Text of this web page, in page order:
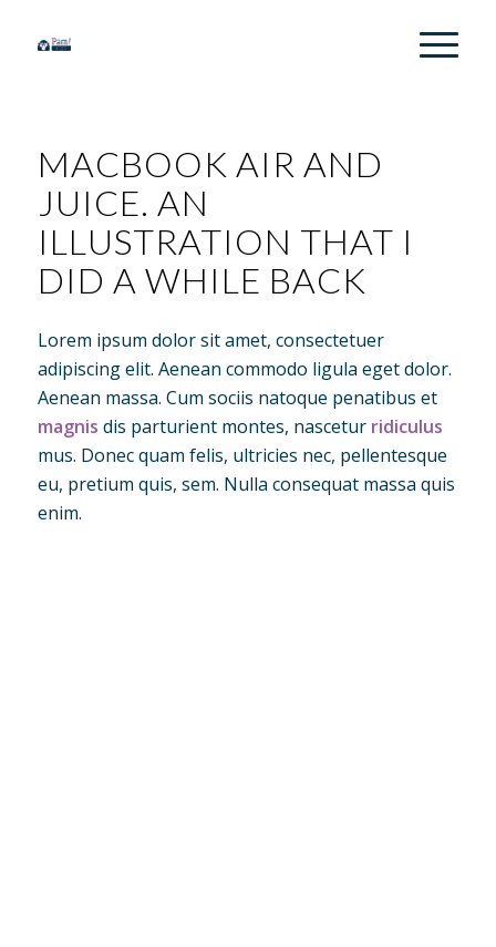
MACBOOK AIR AND
JUICE. AN
ILLUSTRATION THAT I
DID A WHILE BACK
Lorem ipsum dolor sit amet, consectetuer
adipiscing elit. Aenean commodo ligula eget dolor.
Aenean massa. Cum sociis natoque penatibus et
magnis dis parturient montes, nascetur ridiculus
mus. Donec quam felis, ultricies nec, pellentesque
eu, pretium quis, sem. Nulla consequat massa quis
enim.